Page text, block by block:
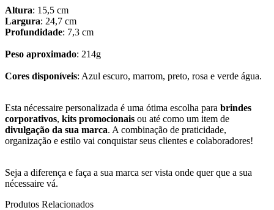
Altura: 15,5 cm
Largura: 24,7 cm
Profundidade: 7,3 cm
Peso aproximado: 214g
Cores disponíveis: Azul escuro, marrom, preto, rosa e verde água.
Esta nécessaire personalizada é uma ótima escolha para brindes
corporativos, kits promocionais ou até como um item de
divulgação da sua marca. A combinação de praticidade,
organização e estilo vai conquistar seus clientes e colaboradores!
Seja a diferença e faça a sua marca ser vista onde quer que a sua
nécessaire vá.
Produtos Relacionados